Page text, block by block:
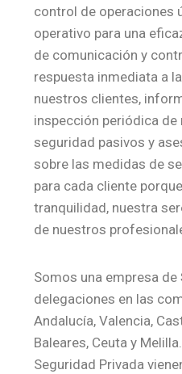
control de operaciones
operativo para una
de comunicación y
respuesta inmediata a
nuestros clientes,
inspección periódica
seguridad pasivos y
sobre las medidas de
para cada cliente
tranquilidad, nuestra
de nuestros
Somos una empresa de
delegaciones en las
Andalucía, Valencia,
Baleares, Ceuta y
Seguridad Privada